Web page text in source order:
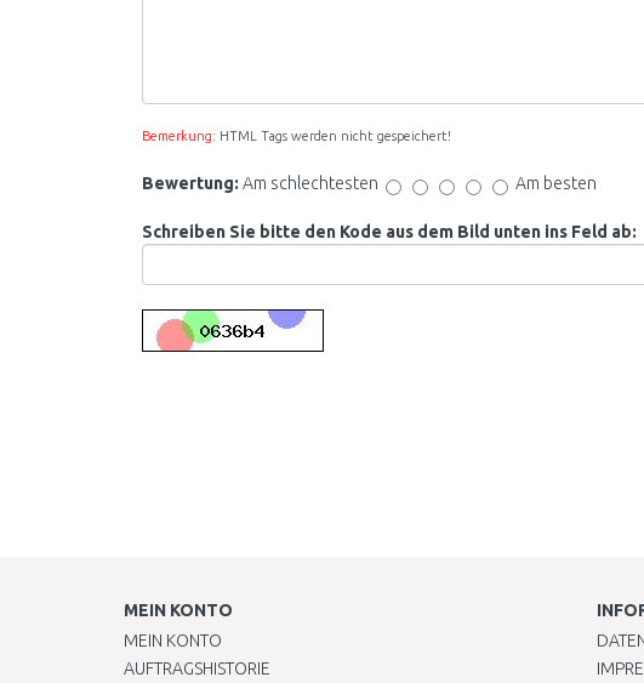
Bemerkung: HTML Tags werden nicht gespeichert!
Bewertung: Am schlechtesten Am besten
Schreiben Sie bitte den Kode aus dem Bild unten ins Feld ab:
MEIN KONTO
MEIN KONTO
AUFTRAGSHISTORIE